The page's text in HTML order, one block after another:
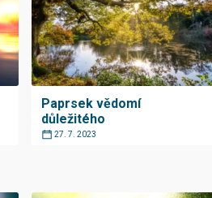
Paprsek vědomí
důležitého
27. 7. 2023